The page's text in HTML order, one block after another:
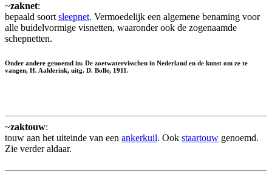
~zaknet:
bepaald soort sleepnet. Vermoedelijk een algemene benaming voor
alle buidelvormige visnetten, waaronder ook de zogenaamde
schepnetten.
Onder andere genoemd in: De zoetwatervisschen in Nederland en de kunst om ze te
vangen, H. Aalderink, uitg. D. Bolle, 1911.
~zaktouw:
touw aan het uiteinde van een ankerkuil. Ook staartouw genoemd.
Zie verder aldaar.